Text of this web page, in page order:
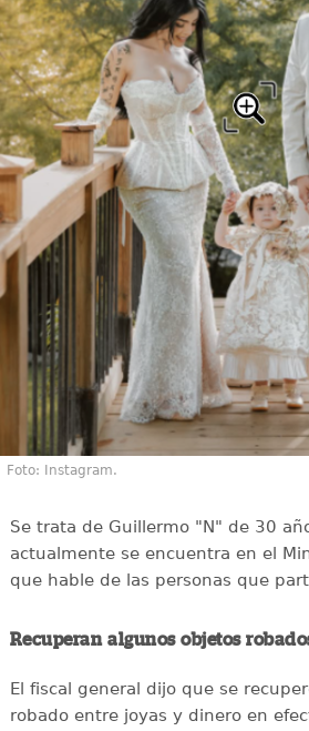
Foto: Instagram.
Se trata de Guillermo "N" de 30
actualmente se encuentra en el
que hable de las personas que
Recuperan algunos objetos
El fiscal general dijo que se
robado entre joyas y dinero en